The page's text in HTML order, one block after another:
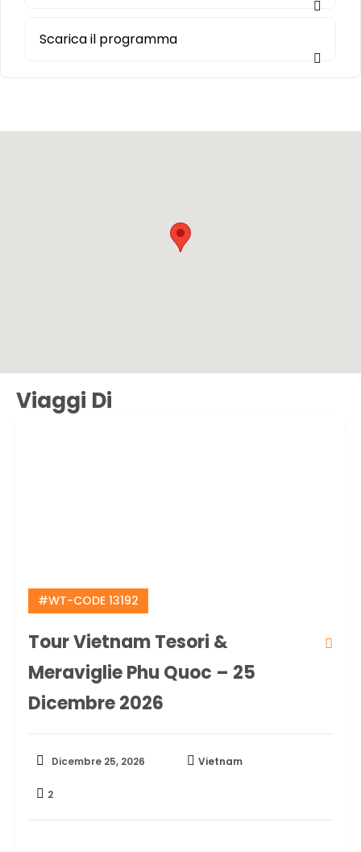
Scarica il programma
Viaggi Di
#WT-CODE 13192
Tour Vietnam Tesori &
Meraviglie Phu Quoc – 25
Dicembre 2026
Dicembre 25, 2026 Vietnam
2